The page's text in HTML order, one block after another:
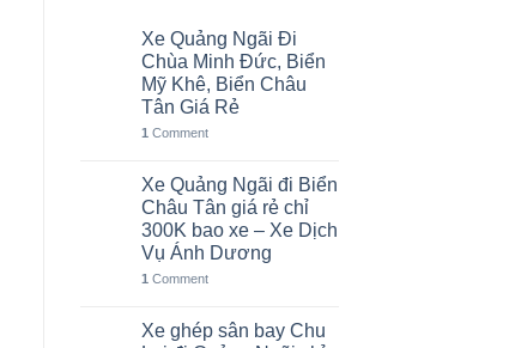
Xe Quảng Ngãi Đi
Chùa Minh Đức, Biển
Mỹ Khê, Biển Châu
Tân Giá Rẻ
1 Comment
Xe Quảng Ngãi đi Biển
Châu Tân giá rẻ chỉ
300K bao xe – Xe Dịch
Vụ Ánh Dương
1 Comment
Xe ghép sân bay Chu